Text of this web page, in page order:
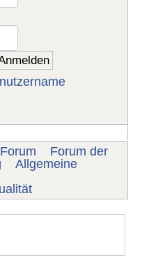
Forum der
Allgemeine